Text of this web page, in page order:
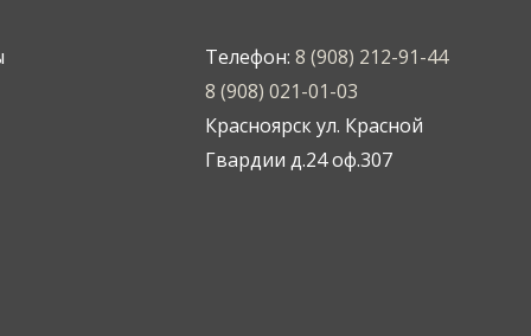
Телефон: 8 (908) 212-91-44
8 (908) 021-01-03
Красноярск ул. Красной
Гвардии д.24 оф.307